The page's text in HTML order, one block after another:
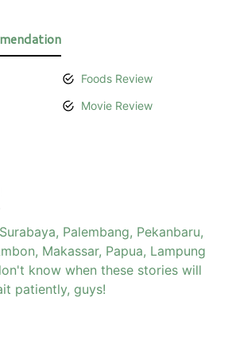
Foods Review
Movie Review
Palembang, Pekanbaru,
Makassar, Papua, Lampung
know when these stories will
patiently, guys!